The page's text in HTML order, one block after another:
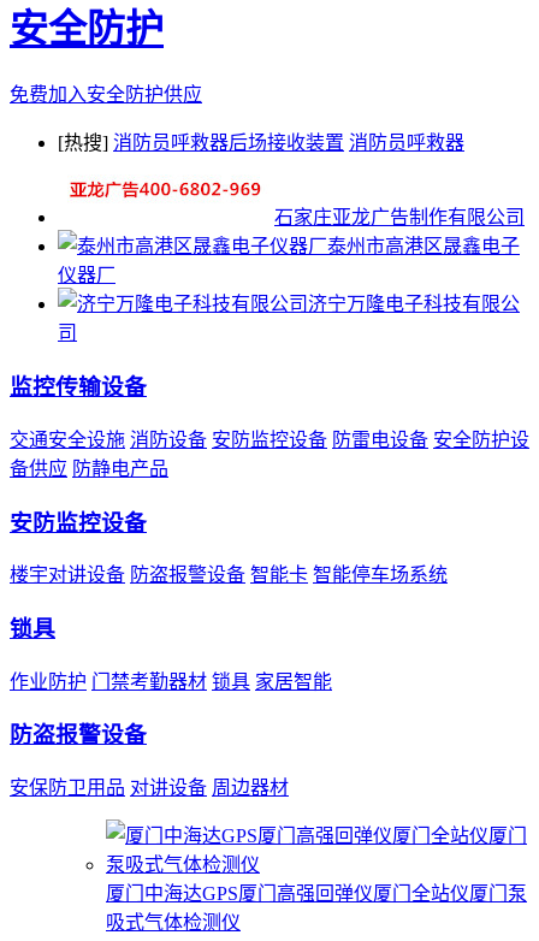
安全防护
免费加入安全防护供应
[热搜] 消防员呼救器后场接收装置 消防员呼救器
石家庄亚龙广告制作有限公司
泰州市高港区晟鑫电子
仪器厂
济宁万隆电子科技有限公
司
监控传输设备
交通安全设施 消防设备 安防监控设备 防雷电设备 安全防护设
备供应 防静电产品
安防监控设备
楼宇对讲设备 防盗报警设备 智能卡 智能停车场系统
锁具
作业防护 门禁考勤器材 锁具 家居智能
防盗报警设备
安保防卫用品 对讲设备 周边器材
厦门中海达GPS厦门高强回弹仪厦门全站仪厦门泵
吸式气体检测仪